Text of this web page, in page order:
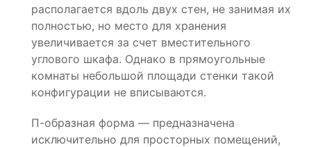
располагается вдоль двух стен, не занимая их
полностью, но место для хранения
увеличивается за счет вместительного
углового шкафа. Однако в прямоугольные
комнаты небольшой площади стенки такой
конфигурации не вписываются.
П-образная форма — предназначена
исключительно для просторных помещений,